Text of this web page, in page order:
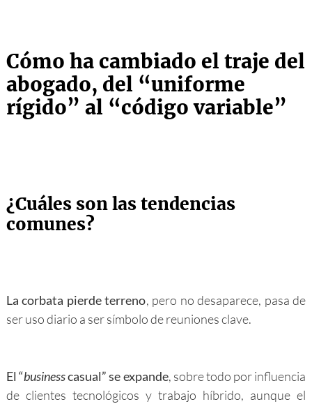
Cómo ha cambiado el traje del
abogado, del “uniforme
rígido” al “código variable”
¿Cuáles son las tendencias
comunes?
La corbata pierde terreno, pero no desaparece, pasa de
ser uso diario a ser símbolo de reuniones clave.
El “businesscasual” se expande, sobre todo por influencia
de clientes tecnológicos y trabajo híbrido, aunque el